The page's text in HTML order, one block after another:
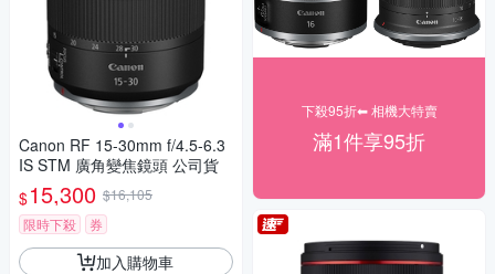
Canon RF 15-30mm f/4.5-6.3
IS STM 廣角變焦鏡頭 公司貨
$15,300 $16,105
限時下殺
券
加入購物車
下殺95折⬅︎ 相機大特賣
滿1件享95折